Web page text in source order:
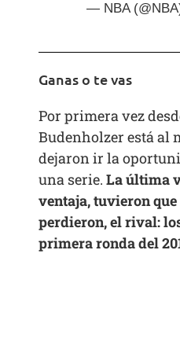
— NBA
Ganas o te vas
Por primera vez
Budenholzer está al
dejaron ir la
una serie.La última
ventaja, tuvieron
perdieron, el rival:
primera ronda del